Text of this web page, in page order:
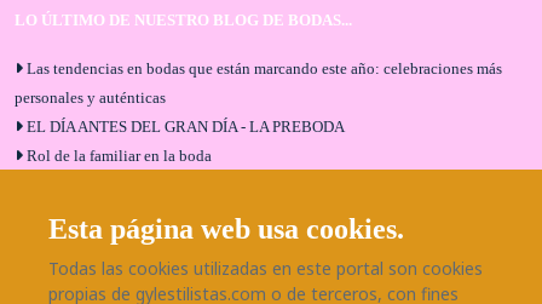
LO ÚLTIMO DE NUESTRO BLOG DE BODAS...
Las tendencias en bodas que están marcando este año: celebraciones más
personales y auténticas
EL DÍA ANTES DEL GRAN DÍA - LA PREBODA
Rol de la familiar en la boda
Bodas en Alhaurín de la Torre: entrevista exclusiva con Bodaeventos
Málaga
¿Cómo será tu boda?
Esta página web usa cookies.
Todas las cookies utilizadas en este portal son cookies
propias de gylestilistas.com o de terceros, con fines